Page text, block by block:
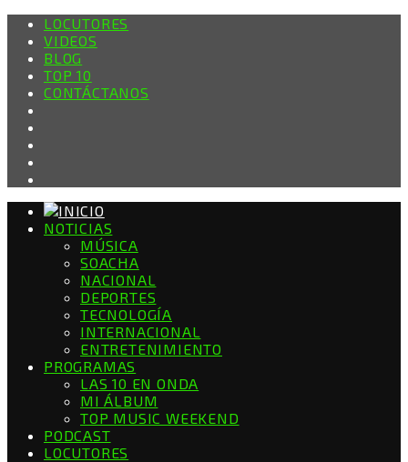
LOCUTORES
VIDEOS
BLOG
TOP 10
CONTÁCTANOS
NOTICIAS
MÚSICA
SOACHA
NACIONAL
DEPORTES
TECNOLOGÍA
INTERNACIONAL
ENTRETENIMIENTO
PROGRAMAS
LAS 10 EN ONDA
MI ÁLBUM
TOP MUSIC WEEKEND
PODCAST
LOCUTORES